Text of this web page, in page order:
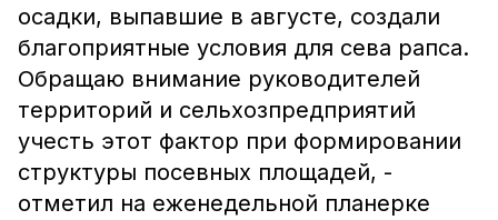
осадки, выпавшие в августе, создали
благоприятные условия для сева рапса.
Обращаю внимание руководителей
территорий и сельхозпредприятий
учесть этот фактор при формировании
структуры посевных площадей, -
отметил на еженедельной планерке